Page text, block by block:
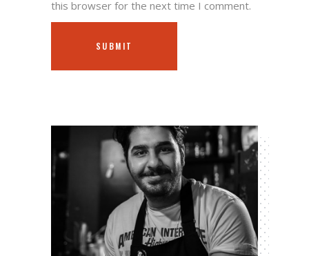
this browser for the next time I comment.
SUBMIT